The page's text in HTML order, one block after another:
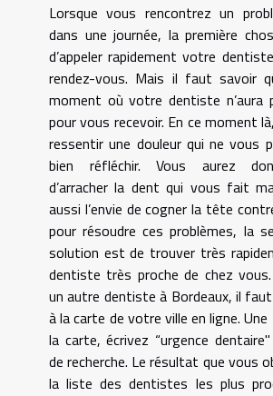
Lorsque vous rencontrez un
dans une journée, la première
d’appeler rapidement votre
rendez-vous. Mais il faut savoir
moment où votre dentiste n’aura
pour vous recevoir. En ce moment
ressentir une douleur qui ne vous
bien réfléchir. Vous aurez
d’arracher la dent qui vous fait
aussi l’envie de cogner la tête
pour résoudre ces problèmes, la
solution est de trouver très
dentiste très proche de chez
un autre dentiste à Bordeaux, il
à la carte de votre ville en ligne.
la carte, écrivez “urgence
de recherche. Le résultat que vous
la liste des dentistes les plus